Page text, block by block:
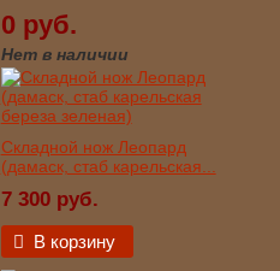
0 руб.
Нет в наличии
Складной нож Леопард
(дамаск, стаб карельская...
7 300 руб.
В корзину